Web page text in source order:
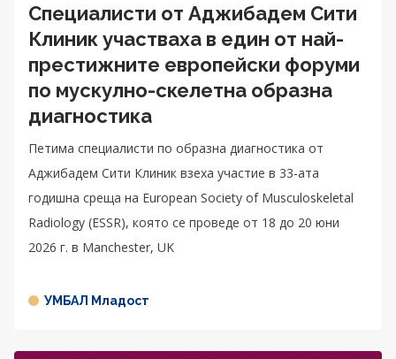
Специалисти от Аджибадем Сити
Клиник участваха в един от най-
престижните европейски форуми
по мускулно-скелетна образна
диагностика
Петима специалисти по образна диагностика от
Аджибадем Сити Клиник взеха участие в 33-ата
годишна среща на European Society of Musculoskeletal
Radiology (ESSR), която се проведе от 18 до 20 юни
2026 г. в Manchester, UK
УМБАЛ Младост